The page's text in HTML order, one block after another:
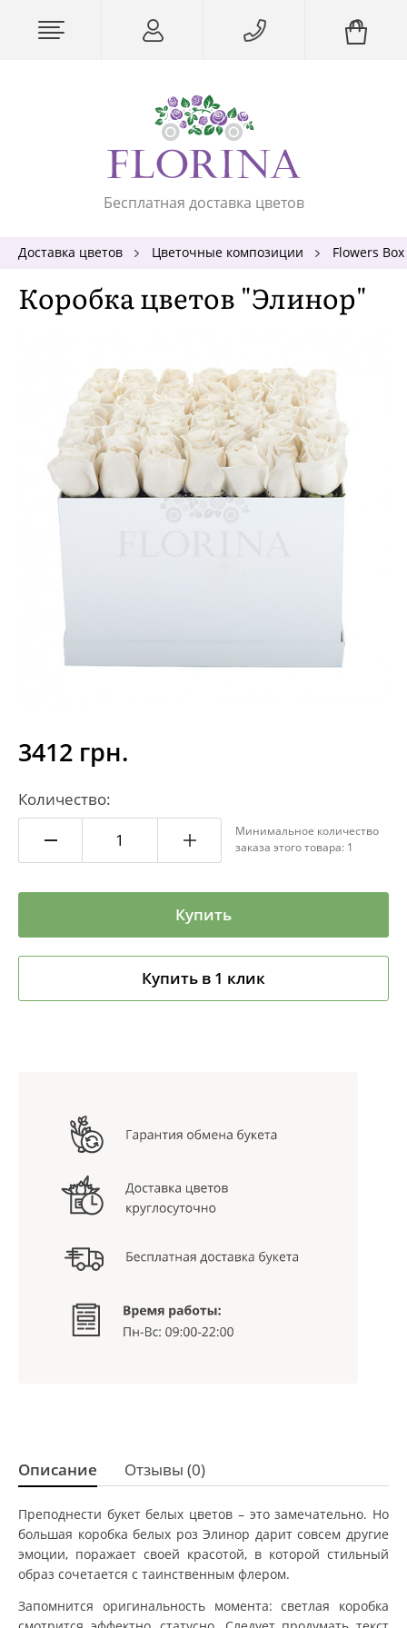
Бесплатная доставка цветов
Доставка цветов Цветочные композиции Flowers Box
Коробка цветов "Элинор"
3412 грн.
Количество:
Минимальное количество
заказа этого товара: 1
Купить
Купить в 1 клик
Описание Отзывы (0)
Преподнести букет белых цветов – это замечательно. Но
большая коробка белых роз Элинор дарит совсем другие
эмоции, поражает своей красотой, в которой стильный
образ сочетается с таинственным флером.
Запомнится оригинальность момента: светлая коробка